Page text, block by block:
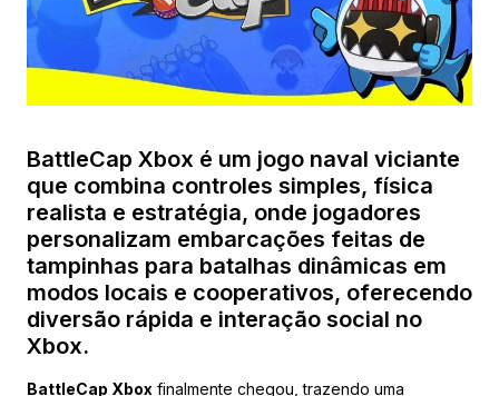
BattleCap Xbox é um jogo naval viciante
que combina controles simples, física
realista e estratégia, onde jogadores
personalizam embarcações feitas de
tampinhas para batalhas dinâmicas em
modos locais e cooperativos, oferecendo
diversão rápida e interação social no
Xbox.
BattleCap Xbox finalmente chegou, trazendo uma